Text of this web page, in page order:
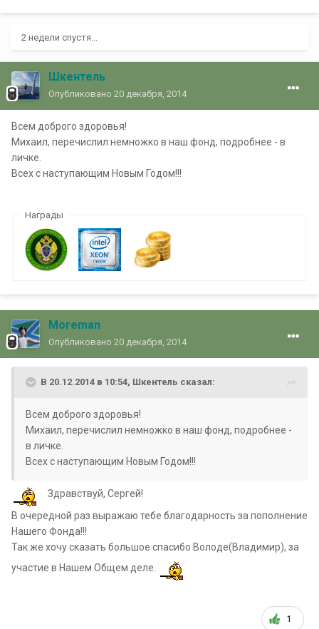
2 недели спустя...
Шкентель
Опубликовано 20 декабря, 2014
Всем доброго здоровья!
Михаил, перечислил немножко в наш фонд, подробнее - в
личке.
Всех с наступающим Новым Годом!!!
Награды
Moreman
Опубликовано 20 декабря, 2014
В 20.12.2014 в 10:54, Шкентель сказал:
Всем доброго здоровья!
Михаил, перечислил немножко в наш фонд, подробнее -
в личке.
Всех с наступающим Новым Годом!!!
Здравствуй, Сергей!
В очередной раз выражаю тебе благодарность за пополнение
Нашего Фонда!!!
Так же хочу сказать большое спасибо Володе(Владимир), за
участие в Нашем Общем деле.
1